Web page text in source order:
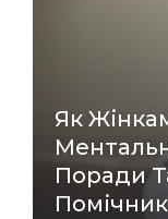
Як
Поради